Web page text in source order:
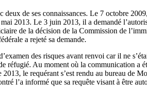
de ses connaissances. Le 7 octobre
2013. Le 3 juin 2013, il a demandé
de la décision de la Commission de
a rejeté sa demande.
des risques avant renvoi car il ne
réfugié. Au moment où la communication a
le requérant s’est rendu au bureau de
l’a informé que sa requête visant à être